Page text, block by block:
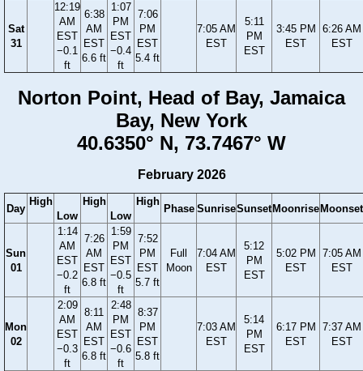
Sat
31
12:19
AM
EST
−0.1
ft
6:38
AM
EST
6.6 ft
1:07
PM
EST
−0.4
ft
7:06
PM
EST
5.4 ft
7:05 AM
EST
5:11
PM
EST
3:45 PM
EST
6:26 AM
EST
Norton Point, Head of Bay, Jamaica
Bay, New York
40.6350° N, 73.7467° W
February 2026
Day
High
Low
High
Low
High
Phase SunriseSunset Moonrise Moonset
Sun
01
1:14
AM
EST
−0.2
ft
7:26
AM
EST
6.8 ft
1:59
PM
EST
−0.5
ft
7:52
PM
EST
5.7 ft
Full
Moon
7:04 AM
EST
5:12
PM
EST
5:02 PM
EST
7:05 AM
EST
Mon
02
2:09
AM
EST
−0.3
ft
8:11
AM
EST
6.8 ft
2:48
PM
EST
−0.6
ft
8:37
PM
EST
5.8 ft
7:03 AM
EST
5:14
PM
EST
6:17 PM
EST
7:37 AM
EST